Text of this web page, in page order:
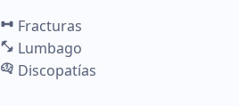
Fracturas
Lumbago
Discopatías